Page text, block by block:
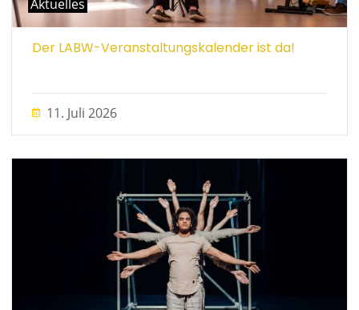
Aktuelles
Der LABW-Veranstaltungskalender ist da!
11. Juli 2026